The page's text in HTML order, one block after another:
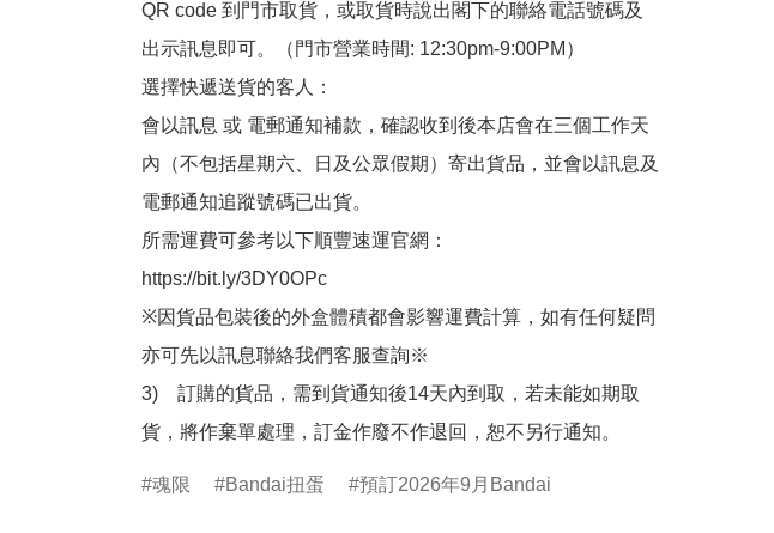
QR code 到門市取貨，或取貨時說出閣下的聯絡電話號碼及
出示訊息即可。（門市營業時間: 12:30pm-9:00PM）
選擇快遞送貨的客人：
會以訊息 或 電郵通知補款，確認收到後本店會在三個工作天
內（不包括星期六、日及公眾假期）寄出貨品，並會以訊息及
電郵通知追蹤號碼已出貨。
所需運費可參考以下順豐速運官網：
https://bit.ly/3DY0OPc
※因貨品包裝後的外盒體積都會影響運費計算，如有任何疑問
亦可先以訊息聯絡我們客服查詢※
3)　訂購的貨品，需到貨通知後14天內到取，若未能如期取
貨，將作棄單處理，訂金作廢不作退回，恕不另行通知。
魂限 Bandai扭蛋 預訂2026年9月Bandai